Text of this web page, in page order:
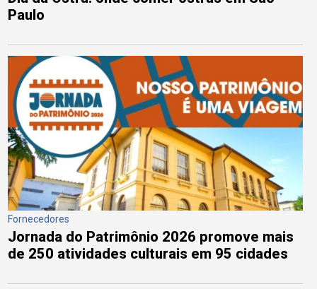
Paulo
Fornecedores
Jornada do Patrimônio 2026 promove mais
de 250 atividades culturais em 95 cidades